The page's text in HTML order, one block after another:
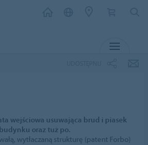
wejściowa usuwająca brud i piasek
oraz tuż po.
wytłaczaną strukturę (patent Forbo)